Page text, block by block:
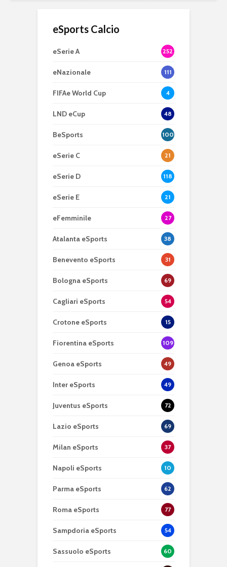
eSports Calcio
eSerie A 252
eNazionale 111
FIFAe World Cup 4
LND eCup 48
BeSports 100
eSerie C 21
eSerie D 118
eSerie E 21
eFemminile 27
Atalanta eSports 38
Benevento eSports 31
Bologna eSports 69
Cagliari eSports 54
Crotone eSports 15
Fiorentina eSports 109
Genoa eSports 49
Inter eSports 49
Juventus eSports 72
Lazio eSports 69
Milan eSports 37
Napoli eSports 10
Parma eSports 62
Roma eSports 77
Sampdoria eSports 54
Sassuolo eSports 60